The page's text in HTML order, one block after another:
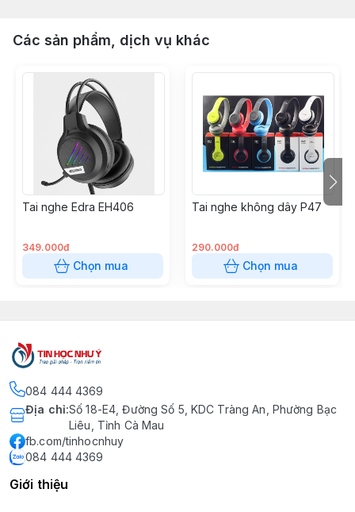
Các sản phẩm, dịch vụ khác
Tai nghe Edra EH406
349.000đ
Chọn mua
Tai nghe không dây P47
290.000đ
Chọn mua
084 444 4369
Địa chỉ:Số 18-E4, Đường Số 5, KDC Tràng An, Phường Bạc
Liêu, Tỉnh Cà Mau
fb.com/tinhocnhuy
084 444 4369
Giới thiệu